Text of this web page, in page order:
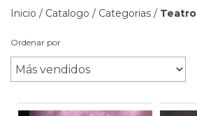
Inicio / Catalogo / Categorias / Teatro
Ordenar por